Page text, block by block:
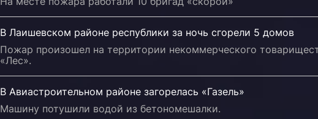
В Лаишевском районе республики за ночь сгорели 5 домов
Пожар произошел на территории некоммерческого
«Лес».
В Авиастроительном районе загорелась «Газель»
Машину потушили водой из бетономешалки.